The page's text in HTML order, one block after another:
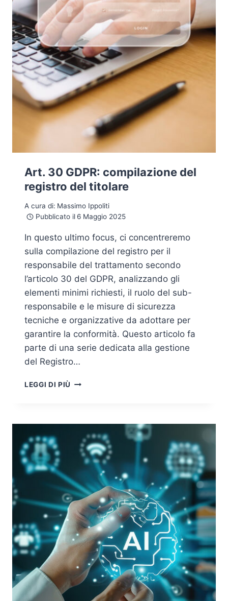
Art. 30 GDPR: compilazione del
registro del titolare
A cura di: Massimo Ippoliti
Pubblicato il 6 Maggio 2025
In questo ultimo focus, ci concentreremo
sulla compilazione del registro per il
responsabile del trattamento secondo
l’articolo 30 del GDPR, analizzando gli
elementi minimi richiesti, il ruolo del sub-
responsabile e le misure di sicurezza
tecniche e organizzative da adottare per
garantire la conformità. Questo articolo fa
parte di una serie dedicata alla gestione
del Registro…
LEGGI DI PIÙ ART.
DEL
REGISTRO
DEL
TITOLARE